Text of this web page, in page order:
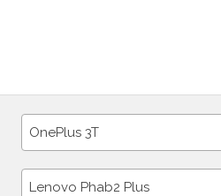
OnePlus 3T
Lenovo Phab2 Plus